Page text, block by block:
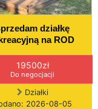
działkę
na ROD
19500zł
Do negocjacji
Działki
2026-08-05